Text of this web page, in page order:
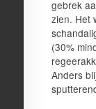
gebrek
zien. Het
(30%
Anders